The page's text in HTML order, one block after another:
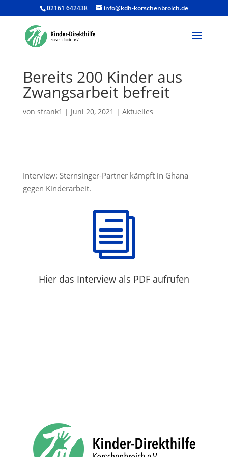
02161 642438 info@kdh-korschenbroich.de
Bereits 200 Kinder aus
Zwangsarbeit befreit
von sfrank1 | Juni 20, 2021 | Aktuelles
Interview: Sternsinger-Partner kämpft in Ghana
gegen Kinderarbeit.
i
Hier das Interview als PDF aufrufen